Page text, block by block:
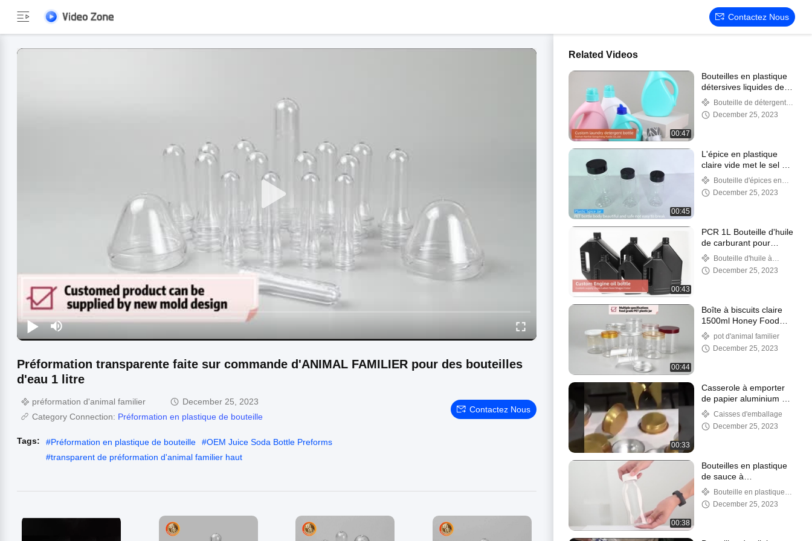
Contactez Nous
Préformation transparente faite sur commande d'ANIMAL FAMILIER pour des bouteilles
d'eau 1 litre
préformation d'animal familier
December 25, 2023
Category Connection: Préformation en plastique de bouteille
Contactez Nous
Tags: #Préformation en plastique de bouteille #OEM Juice Soda Bottle Preforms
#transparent de préformation d'animal familier haut
Related Videos
00:47
Bouteilles en plastique
détersives liquides de
blanchisserie de HDPE
avec le gallon de
mesure 3000ml du
Bouteille de détergent
de blanchisserie
December 25, 2023
00:45
L'épice en plastique
claire vide met le sel en
bouteille Shaker
Seasoning Jars Bulk
d'ANIMAL FAMILIER de
Bouteille d'épices en
plastique
December 25, 2023
00:43
PCR 1L Bouteille d'huile
de carburant pour
moteur à essence avec
capot à vis
Bouteille d'huile à
moteurDecember 25, 2023
00:44
Boîte à biscuits claire
1500ml Honey Food
Packaging de sucrerie
d'ANIMAL FAMILIER
pot d'animal familier
December 25, 2023
00:33
Casserole à emporter
de papier aluminium de
rectangle de plateaux
de Tin Foil de friteuse
d'air de BARBECUE de
Caisses d'emballage
December 25, 2023
00:38
Bouteilles en plastique
de sauce à
compression d'ANIMAL
FAMILIER avec le
couvercle Flip Top Food
Bouteille en plastique
de sauce à compression
December 25, 2023